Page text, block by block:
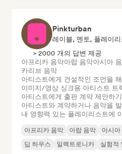
Pinkturban
> 2000 개의 답변 제공
아프리카 음악아랍 음악아시아
카리브 음악
아티스트에게 건설적인 조언을
이미지/영상 싱크용 아티스트 트
아티스트에게 출판 계약 제안하기
아티스트와 계약하거나 음악을
내 영향력 있는 플레이리스트에
아프리카 음악 아랍 음악 아시아
딥 하우스
일렉트로니카 실험적